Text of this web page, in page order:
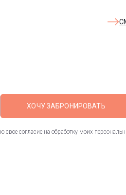
ХОЧУ ЗАБРОНИРОВАТЬ
согласие на обработку моих